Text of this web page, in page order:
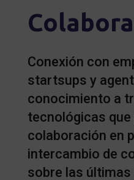
Conexión con
startsups y
conocimiento a
tecnológicas que
colaboración en
intercambio de
sobre las